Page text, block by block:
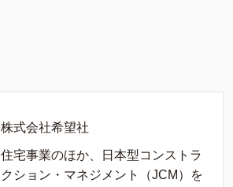
株式会社希望社
住宅事業のほか、日本型コンストラ
クション・マネジメント（JCM）を